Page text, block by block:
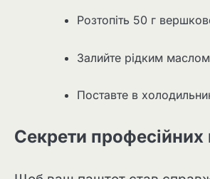
Розтопіть 50 г
Залийте рідким
Поставте в
Секрети професійних